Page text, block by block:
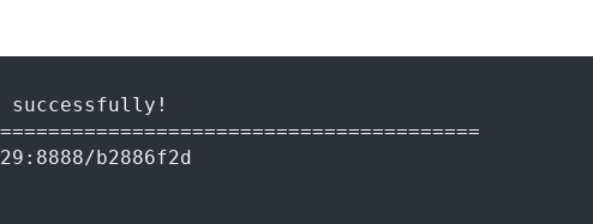
successfully!
b2886f2d